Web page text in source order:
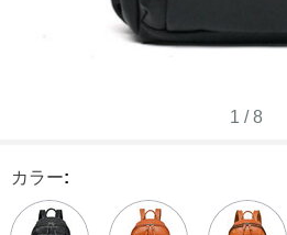
1 /8
カラー: